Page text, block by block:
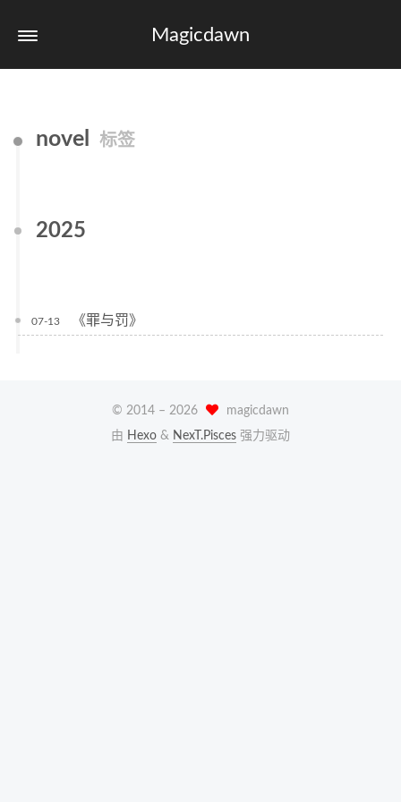
Magicdawn
novel 标签
2025
07-13 《罪与罚》
© 2014 – 2026
magicdawn
由 Hexo & NexT.Pisces 强力驱动